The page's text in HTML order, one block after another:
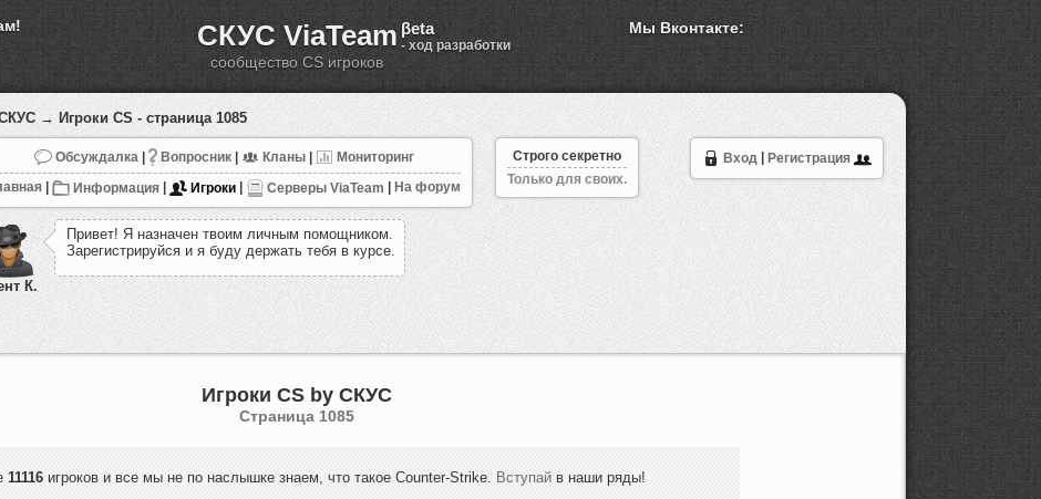
СКУС ViaTeam βeta
- ход разработки
сообщество CS игроков
Мы Вконтакте:
→ Игроки CS - страница 1085
Вход Регистрация
Обсуждалка Вопросник Кланы
Мониторинг
Информация Игроки Серверы ViaTeam На форум
Строго секретно
Только для своих.
К.
Привет! Я назначен твоим личным помощником.
Зарегистрируйся и я буду держать тебя в курсе.
Игроки CS by СКУС
Cтраница 1085
11116 игроков и все мы не по наслышке знаем, что такое Counter-Strike. Вступай в наши ряды!